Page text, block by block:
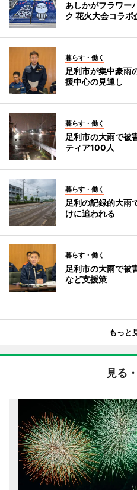
あしかがフラワー
ク 花火大会コラボ
暮らす・働く
足利市が集中豪
援中心の見通し
暮らす・働く
足利市の大雨で
ティア100人
暮らす・働く
足利の記録的大
けに追われる
暮らす・働く
足利市の大雨で
など支援策
もっと
見る